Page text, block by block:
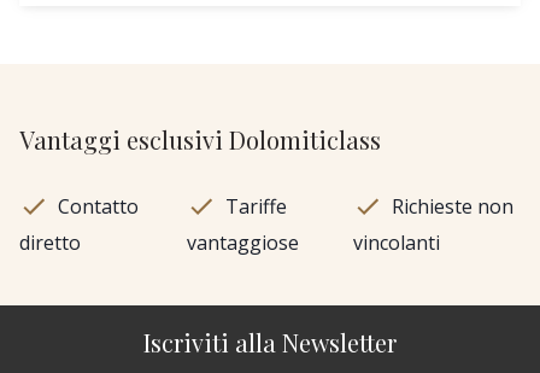
Vantaggi esclusivi Dolomiticlass
Contatto
diretto
Tariffe
vantaggiose
Richieste non
vincolanti
Iscriviti alla Newsletter